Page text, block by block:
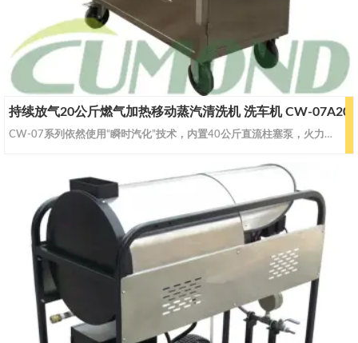
持续放气20公斤燃气加热移动蒸汽清洗机 洗车机 CW-07A20
CW-07系列依然使用“瞬时汽化”技术，内置40公斤直流柱塞泵，火力可调，干湿可调，持续放气20公斤，具有傻瓜电控、即热式、模块化设计、熄火保护等特点，结合中国的国情不断完善，百炼成钢，行业通杀。CW-07A20持续放气20公斤，喷枪为常开喷枪，需要喷枪带扳机的客户可选CW-07A12机型，外形一致，持续放气12公斤带扳机，压力略小，适合南方地区使用，更省煤气。CW-07A20特点：1、内置40公